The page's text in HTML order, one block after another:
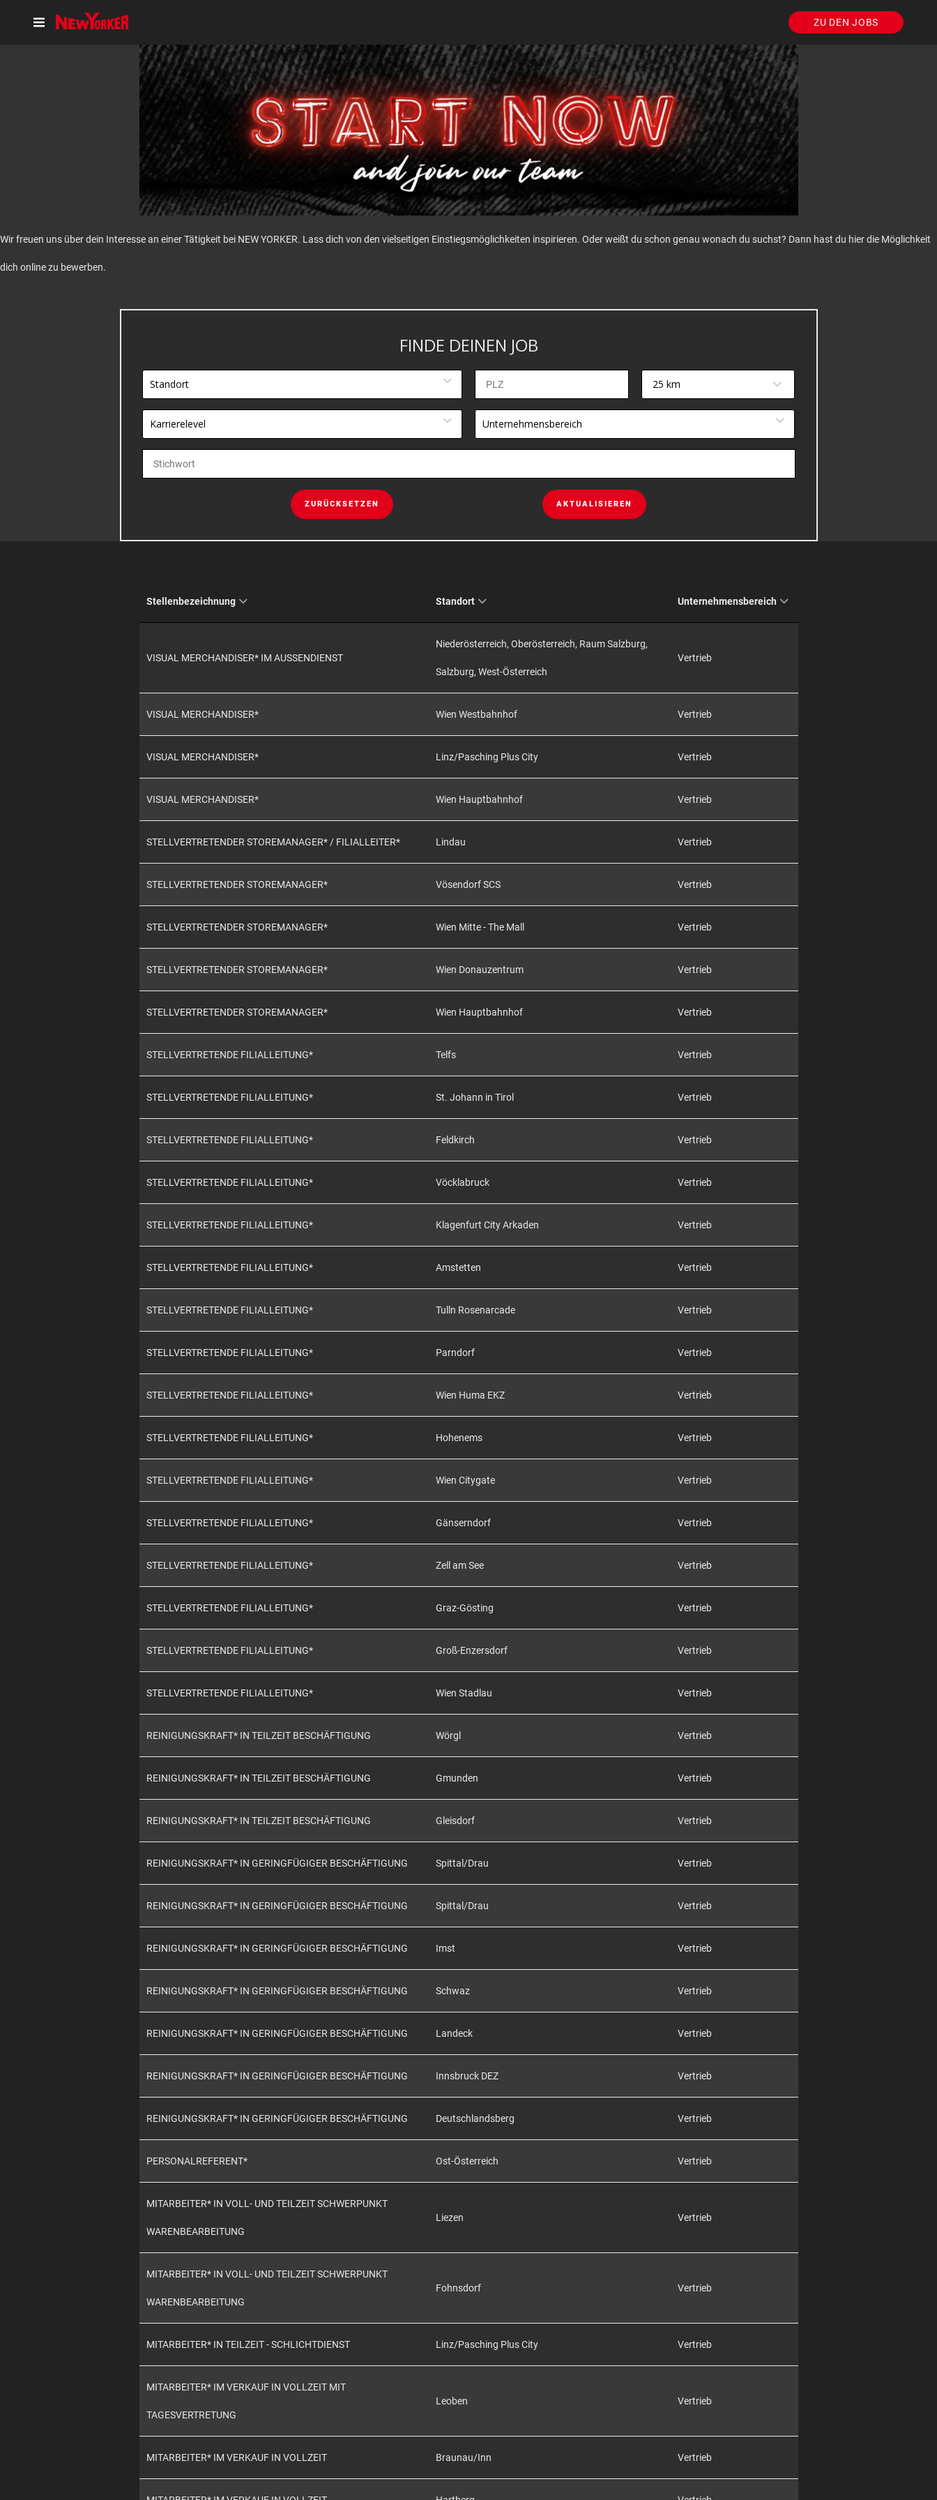
ZU DEN JOBS
Wir freuen uns über dein Interesse an einer Tätigkeit bei NEW YORKER. Lass dich von den vielseitigen Einstiegsmöglichkeiten inspirieren. Oder weißt du schon genau wonach du suchst? Dann hast du hier die Möglichkeit
dich online zu bewerben.
FINDE DEINEN JOB
Standort 25 km
Karrierelevel Unternehmensbereich
ZURÜCKSETZEN AKTUALISIEREN
Stellenbezeichnung Standort Unternehmensbereich
VISUAL MERCHANDISER* IM AUSSENDIENST
Niederösterreich, Oberösterreich, Raum Salzburg,
Salzburg, West-Österreich
Vertrieb
VISUAL MERCHANDISER* Wien Westbahnhof Vertrieb
VISUAL MERCHANDISER* Linz/Pasching Plus City Vertrieb
VISUAL MERCHANDISER* Wien Hauptbahnhof Vertrieb
STELLVERTRETENDER STOREMANAGER* / FILIALLEITER* Lindau Vertrieb
STELLVERTRETENDER STOREMANAGER* Vösendorf SCS Vertrieb
STELLVERTRETENDER STOREMANAGER* Wien Mitte - The Mall Vertrieb
STELLVERTRETENDER STOREMANAGER* Wien Donauzentrum Vertrieb
STELLVERTRETENDER STOREMANAGER* Wien Hauptbahnhof Vertrieb
STELLVERTRETENDE FILIALLEITUNG* Telfs Vertrieb
STELLVERTRETENDE FILIALLEITUNG* St. Johann in Tirol Vertrieb
STELLVERTRETENDE FILIALLEITUNG* Feldkirch Vertrieb
STELLVERTRETENDE FILIALLEITUNG* Vöcklabruck Vertrieb
STELLVERTRETENDE FILIALLEITUNG* Klagenfurt City Arkaden Vertrieb
STELLVERTRETENDE FILIALLEITUNG* Amstetten Vertrieb
STELLVERTRETENDE FILIALLEITUNG* Tulln Rosenarcade Vertrieb
STELLVERTRETENDE FILIALLEITUNG* Parndorf Vertrieb
STELLVERTRETENDE FILIALLEITUNG* Wien Huma EKZ Vertrieb
STELLVERTRETENDE FILIALLEITUNG* Hohenems Vertrieb
STELLVERTRETENDE FILIALLEITUNG* Wien Citygate Vertrieb
STELLVERTRETENDE FILIALLEITUNG* Gänserndorf Vertrieb
STELLVERTRETENDE FILIALLEITUNG* Zell am See Vertrieb
STELLVERTRETENDE FILIALLEITUNG* Graz-Gösting Vertrieb
STELLVERTRETENDE FILIALLEITUNG* Groß-Enzersdorf Vertrieb
STELLVERTRETENDE FILIALLEITUNG* Wien Stadlau Vertrieb
REINIGUNGSKRAFT* IN TEILZEIT BESCHÄFTIGUNG Wörgl Vertrieb
REINIGUNGSKRAFT* IN TEILZEIT BESCHÄFTIGUNG Gmunden Vertrieb
REINIGUNGSKRAFT* IN TEILZEIT BESCHÄFTIGUNG Gleisdorf Vertrieb
REINIGUNGSKRAFT* IN GERINGFÜGIGER BESCHÄFTIGUNG Spittal/Drau Vertrieb
REINIGUNGSKRAFT* IN GERINGFÜGIGER BESCHÄFTIGUNG Spittal/Drau Vertrieb
REINIGUNGSKRAFT* IN GERINGFÜGIGER BESCHÄFTIGUNG Imst Vertrieb
REINIGUNGSKRAFT* IN GERINGFÜGIGER BESCHÄFTIGUNG Schwaz Vertrieb
REINIGUNGSKRAFT* IN GERINGFÜGIGER BESCHÄFTIGUNG Landeck Vertrieb
REINIGUNGSKRAFT* IN GERINGFÜGIGER BESCHÄFTIGUNG Innsbruck DEZ Vertrieb
REINIGUNGSKRAFT* IN GERINGFÜGIGER BESCHÄFTIGUNG Deutschlandsberg Vertrieb
PERSONALREFERENT* Ost-Österreich Vertrieb
MITARBEITER* IN VOLL- UND TEILZEIT SCHWERPUNKT
WARENBEARBEITUNG
Liezen Vertrieb
MITARBEITER* IN VOLL- UND TEILZEIT SCHWERPUNKT
WARENBEARBEITUNG
Fohnsdorf Vertrieb
MITARBEITER* IN TEILZEIT - SCHLICHTDIENST Linz/Pasching Plus City Vertrieb
MITARBEITER* IM VERKAUF IN VOLLZEIT MIT
TAGESVERTRETUNG
Leoben Vertrieb
MITARBEITER* IM VERKAUF IN VOLLZEIT Braunau/Inn Vertrieb